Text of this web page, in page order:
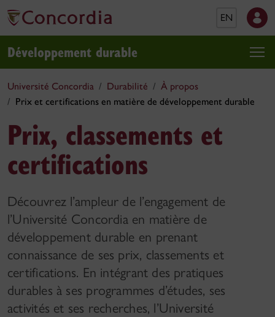
EN
Développement durable
Université Concordia Durabilité
À propos
Prix et certifications en matière de développement durable
Prix, classements et
certifications
Découvrez l’ampleur de l’engagement de
l’Université Concordia en matière de
développement durable en prenant
connaissance de ses prix, classements et
certifications. En intégrant des pratiques
durables à ses programmes d’études, ses
activités et ses recherches, l’Université